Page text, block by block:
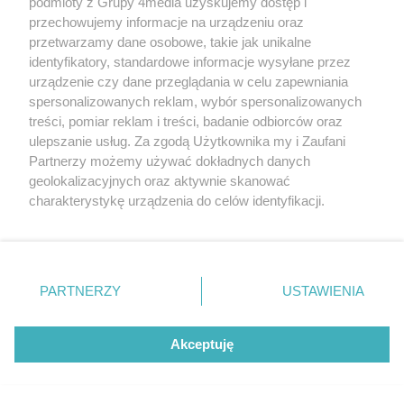
Data dodania galerii:
08.08.2026
Data dodania galerii:
08.08.2026
przechowujemy informacje na urządzeniu oraz
przetwarzamy dane osobowe, takie jak unikalne
identyfikatory, standardowe informacje wysyłane przez
urządzenie czy dane przeglądania w celu zapewniania
spersonalizowanych reklam, wybór spersonalizowanych
treści, pomiar reklam i treści, badanie odbiorców oraz
ulepszanie usług. Za zgodą Użytkownika my i Zaufani
Partnerzy możemy używać dokładnych danych
geolokalizacyjnych oraz aktywnie skanować
charakterystykę urządzenia do celów identyfikacji.
zmienić/wycofać klikając przycisk ustawień prywatności
znajdujący się w lewym dolnym rogu strony
. Niektóre
użytkownika, ale masz prawo sprzeciwić się takiemu
przetwarzaniu. Preferencje będą miały zastosowania tylko
PARTNERZY USTAWIENIA
Akceptuję